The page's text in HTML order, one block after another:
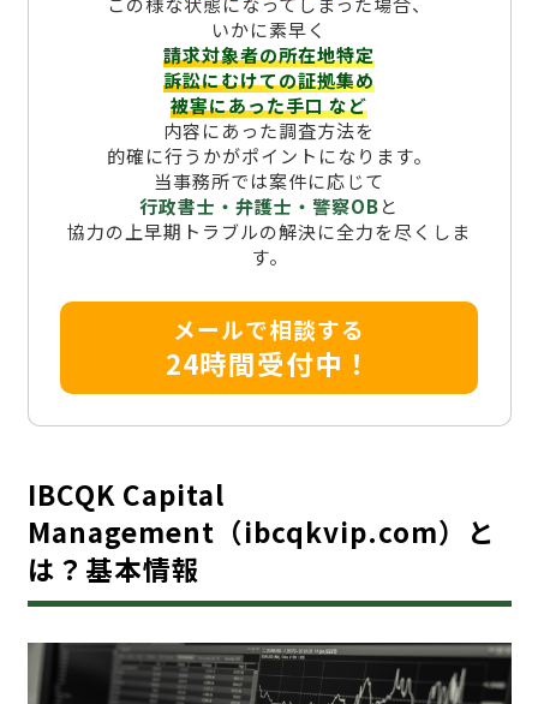
いかに素早く
請求対象者の所在地特定
訴訟にむけての証拠集め
被害にあった手口など
内容にあった調査方法を
的確に行うかがポイントになります。
当事務所では案件に応じて
行政書士・弁護士・警察OBと
協力の上早期トラブルの解決に全力を尽くしま
す。
メールで相談する
24時間受付中！
IBCQK Capital
Management（ibcqkvip.com）と
は？基本情報